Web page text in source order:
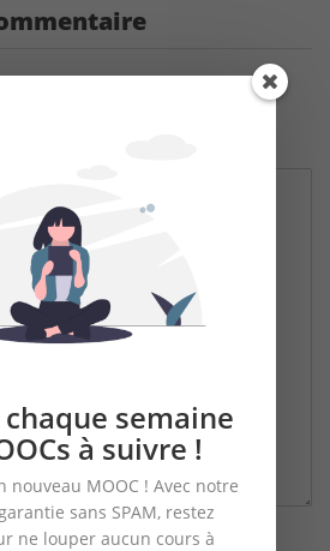
ne sera pas publiée.
sont indiqués avec
chaque semaine
à suivre !
nouveau MOOC ! Avec notre
sans SPAM, restez
ne louper aucun cours à